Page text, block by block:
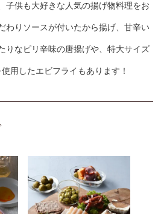
子供も大好きな人気の揚げ物料理をお
わりソースが付いたから揚げ、甘辛い
りなピリ辛味の唐揚げや、特大サイズ
用したエビフライもあります！